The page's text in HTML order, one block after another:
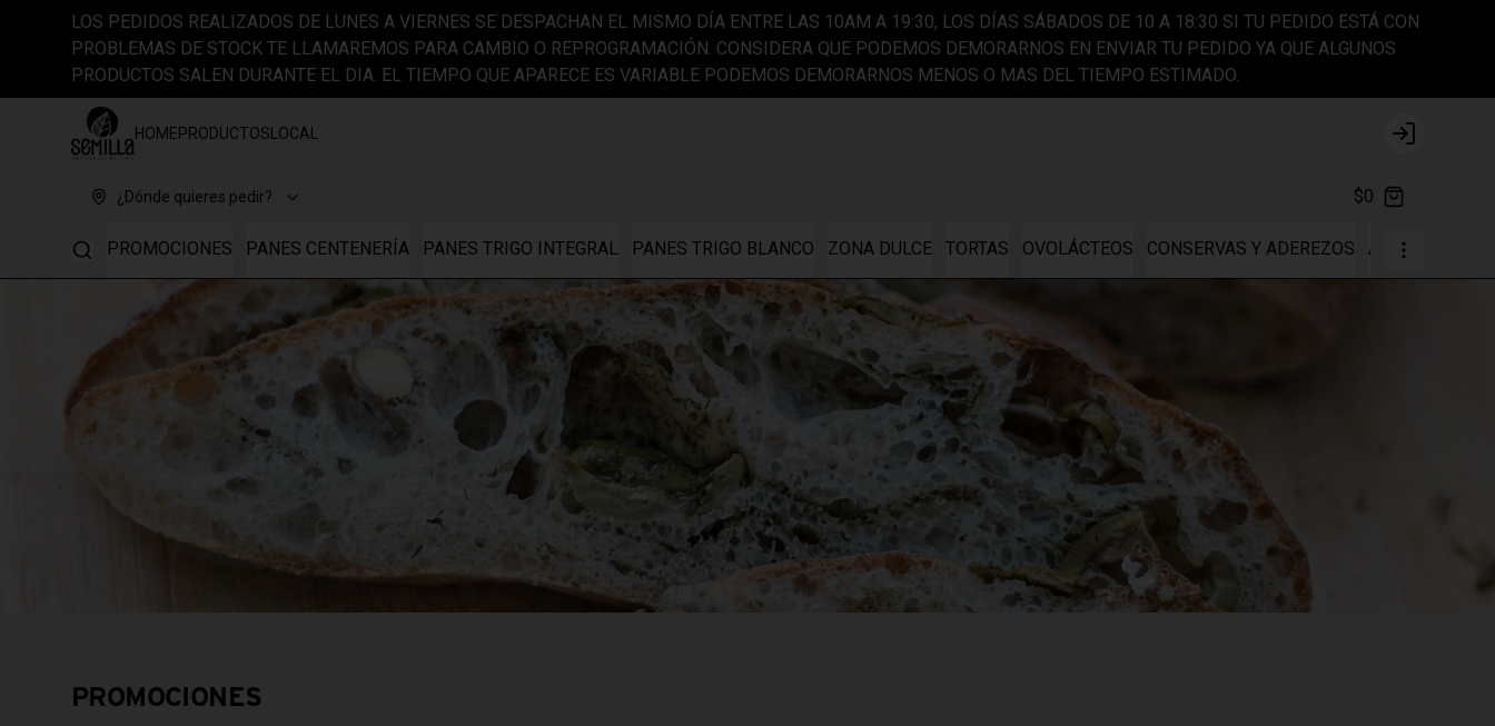
LOS PEDIDOS REALIZADOS DE LUNES A VIERNES SE DESPACHAN EL MISMO DÍA ENTRE LAS 10AM A 19:30, LOS DÍAS SÁBADOS DE 10 A 18:30 SI TU PEDIDO ESTÁ CON
PROBLEMAS DE STOCK TE LLAMAREMOS PARA CAMBIO O REPROGRAMACIÓN. CONSIDERA QUE PODEMOS DEMORARNOS EN ENVIAR TU PEDIDO YA QUE ALGUNOS
PRODUCTOS SALEN DURANTE EL DIA. EL TIEMPO QUE APARECE ES VARIABLE PODEMOS DEMORARNOS MENOS O MAS DEL TIEMPO ESTIMADO.
HOMEPRODUCTOS LOCAL
Login
¿Dónde quieres pedir? $0
PROMOCIONES PANES CENTENERÍA PANES TRIGO INTEGRAL PANES TRIGO BLANCO ZONA DULCE TORTAS OVOLÁCTEOS CONSERVAS Y ADEREZOS ALMACÉN
PROMOCIONES